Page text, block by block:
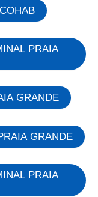
PRAIA
GRANDE
GRANDE
PRAIA